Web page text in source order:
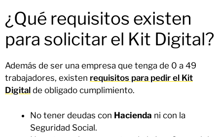
¿Qué requisitos existen
para solicitar el Kit Digital?
Además de ser una empresa que tenga de 0 a 49
trabajadores, existen requisitos para pedir el Kit
Digital de obligado cumplimiento.
No tener deudas con Hacienda ni con la
Seguridad Social.